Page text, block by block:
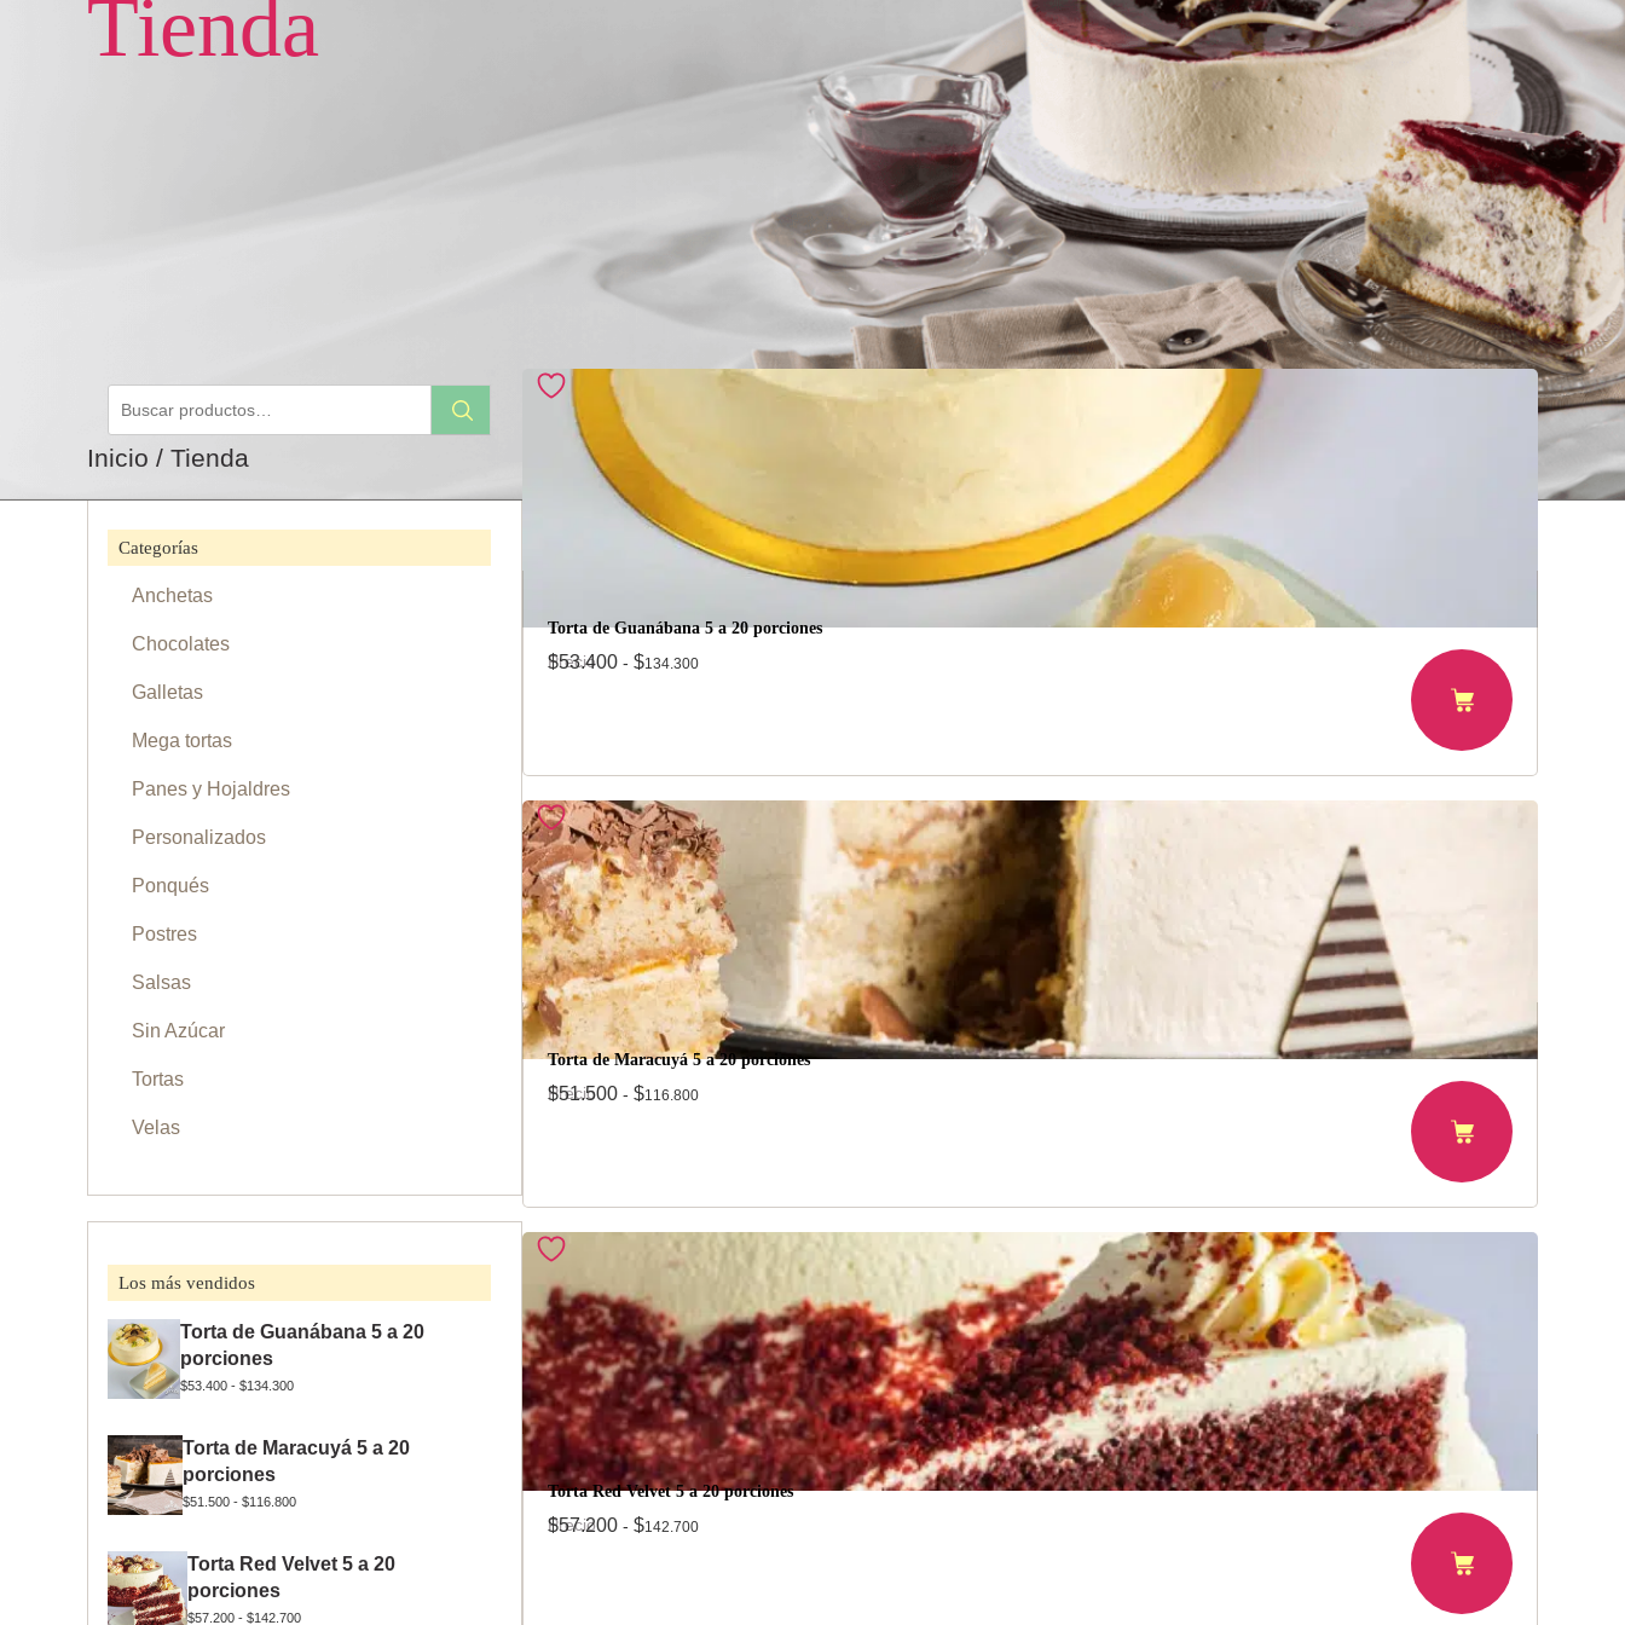
Inicio / Tienda
Tienda
por:
Categorías
Anchetas
Chocolates
Galletas
Mega tortas
Panes y Hojaldres
Personalizados
Ponqués
Postres
Salsas
Sin Azúcar
Tortas
Velas
Los más vendidos
Torta de Guanábana 5 a 20
porciones
$53.400- $134.300
Torta de Maracuyá 5 a 20
porciones
$51.500 -$116.800
Torta Red Velvet 5 a 20
porciones
$57.200- $142.700
Recomendados
Torta de Guanábana 5 a 20 porciones
Precio
$53.400 - $134.300
Torta de Maracuyá 5 a 20 porciones
Precio
$51.500 - $116.800
Torta Red Velvet 5 a 20 porciones
Precio
$57.200 - $142.700